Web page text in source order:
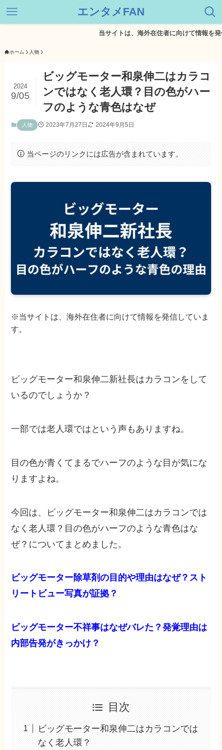
エンタメFAN
当サイトは、海外在住者に向けて情報を発信してい
ホーム 人物
ビッグモーター和泉伸二はカラコ
ンではなく老人環？目の色がハー
フのような青色はなぜ
2024
9/05
人物 2023年7月27日 2024年9月5日
当ページのリンクには広告が含まれています。
※当サイトは、海外在住者に向けて情報を発信していま
す。
ビッグモーター和泉伸二新社長はカラコンをして
いるのでしょうか？
一部では老人環ではという声もありますね。
目の色が青くてまるでハーフのような目が気にな
りますよね。
今回は、ビッグモーター和泉伸二はカラコンでは
なく老人環？目の色がハーフのような青色はな
ぜ？についてまとめました。
ビッグモーター除草剤の目的や理由はなぜ？スト
リートビュー写真が証拠？
ビッグモーター不祥事はなぜバレた？発覚理由は
内部告発がきっかけ？
目次
ビッグモーター和泉伸二はカラコンでは
なく老人環？